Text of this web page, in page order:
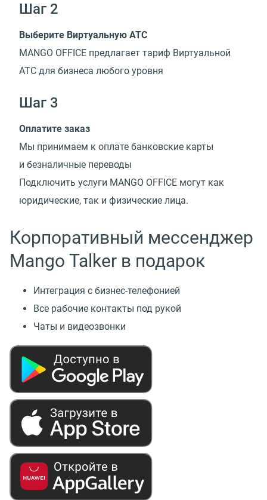
Шаг 2
Выберите Виртуальную АТС
MANGO OFFICE предлагает тариф Виртуальной
АТС для бизнеса любого уровня
Шаг 3
Оплатите заказ
Мы принимаем к оплате банковские карты
и безналичные переводы
Подключить услуги MANGO OFFICE могут как
юридические, так и физические лица.
Корпоративный мессенджер
Mango Talker в подарок
Интеграция с бизнес-телефонией
Все рабочие контакты под рукой
Чаты и видеозвонки